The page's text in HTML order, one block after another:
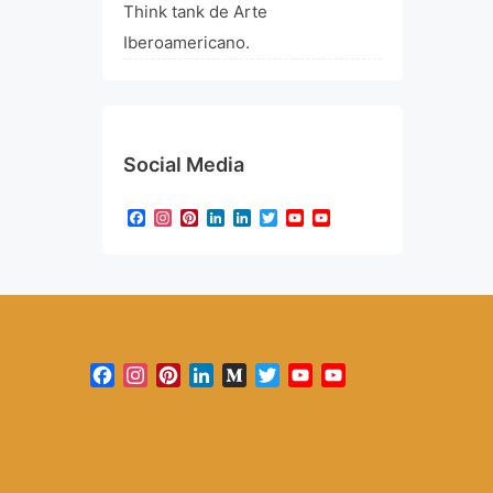
Think tank de Arte
Iberoamericano.
Social Media
Facebook
Instagram
Pinterest
LinkedIn
LinkedIn
TwitterYouTube
Facebook
Instagram
PinterestLinkedInMediumTwitterYouTube